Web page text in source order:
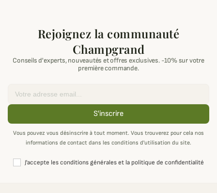
Rejoignez la communauté
Champgrand
Conseils d'experts, nouveautés et offres exclusives. -10% sur votre
première commande.
S'inscrire
Vous pouvez vous désinscrire à tout moment. Vous trouverez pour cela nos
informations de contact dans les conditions d'utilisation du site.
J'accepte les conditions générales et la politique de confidentialité